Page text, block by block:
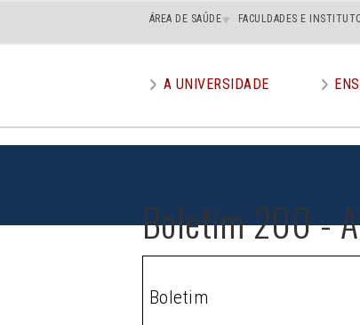
Main
superior
ÁREA DE SAÚDE FACULDADES E
menu
A UNIVERSIDADE
Boletim 200 -
Boletim